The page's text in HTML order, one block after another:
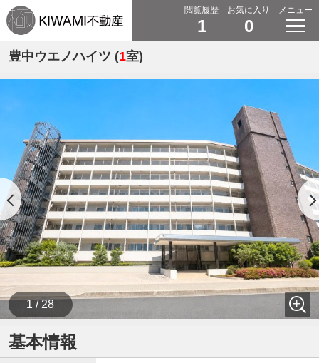
閲覧履歴
1
お気に入り
0
メニュー
豊中ウエノハイツ (1室)
1 / 28
基本情報